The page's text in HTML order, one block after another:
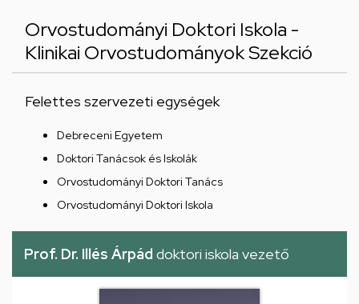
Orvostudományi Doktori Iskola -
Klinikai Orvostudományok Szekció
Felettes szervezeti egységek
Debreceni Egyetem
Doktori Tanácsok és Iskolák
Orvostudományi Doktori Tanács
Orvostudományi Doktori Iskola
Prof. Dr. Illés Árpád doktori iskola vezető